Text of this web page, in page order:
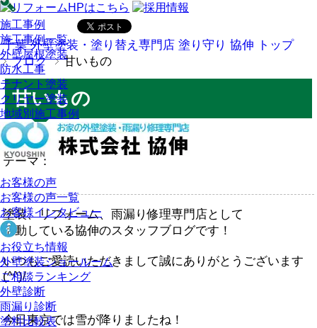
施工事例
施工事例一覧
外壁屋根塗装
防水工事
テナント塗装
クリヤー塗装
地域別施工事例
お客様の声
お客様の声一覧
お客様インタビュー
お役立ち情報
外壁塗装ショールーム
ご相談ランキング
外壁診断
雨漏り診断
塗料比較表
千葉 外壁塗装・塗り替え専門店 塗り守り 協伸 トップ
ブログ
甘いもの
甘いもの
投稿日：2020年 1月28日
テーマ：
塗装、リフォーム、雨漏り修理専門店として
活動している協伸のスタッフブログです！
いつもご愛読いただきまして誠にありがとうございます
(^^)/
今日東京では雪が降りましたね！